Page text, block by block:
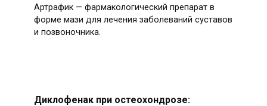
Артрафик — фармакологический препарат в
форме мази для лечения заболеваний суставов
и позвоночника.
Диклофенак при остеохондрозе: